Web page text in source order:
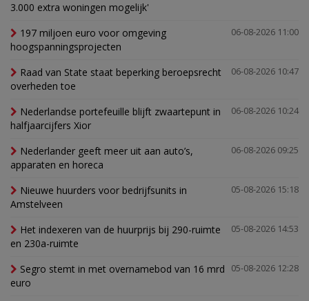
3.000 extra woningen mogelijk'
06-08-2026 11:00
197 miljoen euro voor omgeving
hoogspanningsprojecten
06-08-2026 10:47
Raad van State staat beperking beroepsrecht
overheden toe
06-08-2026 10:24
Nederlandse portefeuille blijft zwaartepunt in
halfjaarcijfers Xior
06-08-2026 09:25
Nederlander geeft meer uit aan auto’s,
apparaten en horeca
05-08-2026 15:18
Nieuwe huurders voor bedrijfsunits in
Amstelveen
05-08-2026 14:53
Het indexeren van de huurprijs bij 290-ruimte
en 230a-ruimte
05-08-2026 12:28
Segro stemt in met overnamebod van 16 mrd
euro